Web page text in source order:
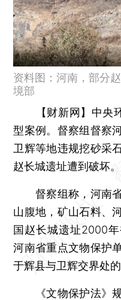
资料图：河南，部分
境部
【财新网】 中央
型案例。督察组督察
卫辉等地违规挖砂采
赵长城遗址遭到破坏。
督察组称，河南省
山腹地，矿山石料、
国赵长城遗址2000
河南省重点文物保护
于辉县与卫辉交界处的
《文物保护法》规